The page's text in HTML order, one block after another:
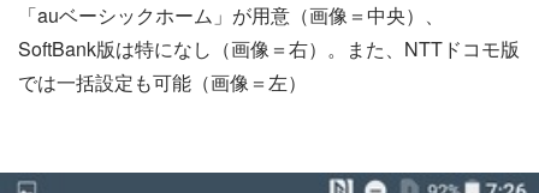
「auベーシックホーム」が用意（画像＝中央）、
SoftBank版は特になし（画像＝右）。また、NTTドコモ版
では一括設定も可能（画像＝左）